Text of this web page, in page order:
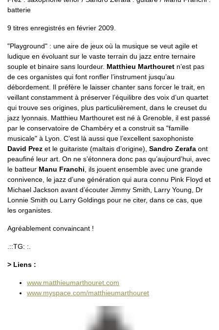
batterie
9 titres enregistrés en février 2009.
"Playground" : une aire de jeux où la musique se veut agile et
ludique en évoluant sur le vaste terrain du jazz entre ternaire
souple et binaire sans lourdeur. Matthieu Marthouret n’est pas
de ces organistes qui font ronfler l’instrument jusqu’au
débordement. Il préfère le laisser chanter sans forcer le trait, en
veillant constamment à préserver l’équilibre des voix d’un quartet
qui trouve ses origines, plus particulièrement, dans le creuset du
jazz lyonnais. Matthieu Marthouret est né à Grenoble, il est passé
par le conservatoire de Chambéry et a construit sa "famille
musicale" à Lyon. C’est là aussi que l’excellent saxophoniste
David Prez et le guitariste (maltais d’origine), Sandro Zerafa ont
peaufiné leur art. On ne s’étonnera donc pas qu’aujourd’hui, avec
le batteur Manu Franchi, ils jouent ensemble avec une grande
connivence, le jazz d’une génération qui aura connu Pink Floyd et
Michael Jackson avant d’écouter Jimmy Smith, Larry Young, Dr
Lonnie Smith ou Larry Goldings pour ne citer, dans ce cas, que
les organistes.
Agréablement convaincant !
.::TG: :.
> Liens :
www.matthieumarthouret.com
www.myspace.com/matthieumarthouret